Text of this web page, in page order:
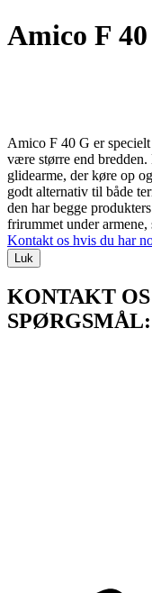
Amico F
Amico F 40 G er
være større end
glidearme, der køre op
godt alternativ til både
den har begge
frirummet under armene,
Kontakt os hvis du har
Luk
KONTAKT
SPØRGSMÅL: